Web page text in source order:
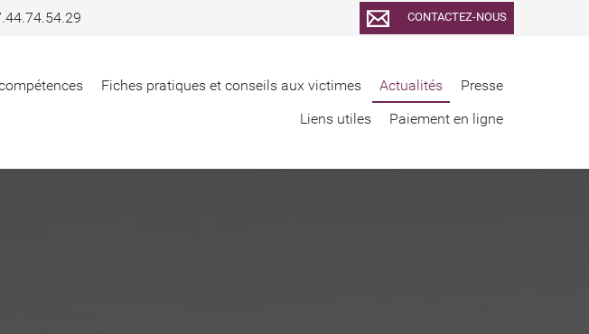
Fiches pratiques et conseils aux victimes Actualités
Presse
Liens utiles
Paiement en ligne
CONTACTEZ-NOUS